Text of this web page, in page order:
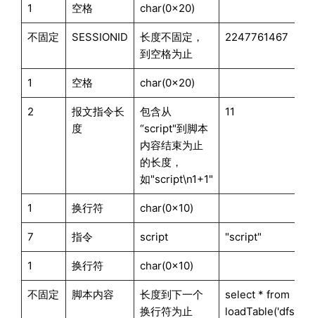
1 空格 char(0x20)
不固定 SESSIONID
长度不固定，
到空格为止
2247761467
1 空格 char(0x20)
2
报文指令长
度
包含从
“script"到脚本
内容结束为止
的长度，
如"script\n1+1"
11
1 换行符 char(0x10)
7 指令 script "script"
1 换行符 char(0x10)
不固定 脚本内容
长度到下一个
换行符为止
select * from
loadTable('dfs://